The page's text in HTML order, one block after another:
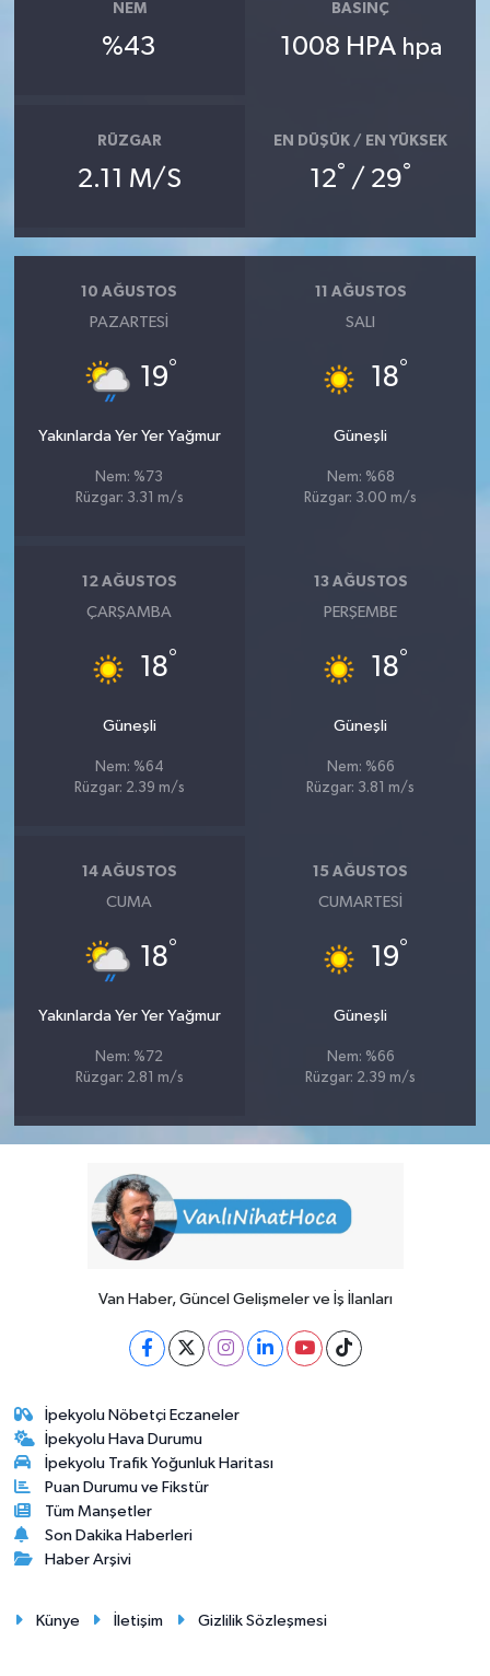
NEM
%43
BASINÇ
1008 HPA hpa
RÜZGAR
2.11 M/S
EN DÜŞÜK / EN YÜKSEK
12° / 29°
10 AĞUSTOS
PAZARTESI
19°
Yakınlarda Yer Yer Yağmur
Nem: %73
Rüzgar: 3.31 m/s
11 AĞUSTOS
SALI
18°
Güneşli
Nem: %68
Rüzgar: 3.00 m/s
12 AĞUSTOS
ÇARŞAMBA
18°
Güneşli
Nem: %64
Rüzgar: 2.39 m/s
13 AĞUSTOS
PERŞEMBE
18°
Güneşli
Nem: %66
Rüzgar: 3.81 m/s
14 AĞUSTOS
CUMA
18°
Yakınlarda Yer Yer Yağmur
Nem: %72
Rüzgar: 2.81 m/s
15 AĞUSTOS
CUMARTESI
19°
Güneşli
Nem: %66
Rüzgar: 2.39 m/s
Van Haber, Güncel Gelişmeler ve İş İlanları
İpekyolu Nöbetçi Eczaneler
İpekyolu Hava Durumu
İpekyolu Trafik Yoğunluk Haritası
Puan Durumu ve Fikstür
Tüm Manşetler
Son Dakika Haberleri
Haber Arşivi
Künye İletişim Gizlilik Sözleşmesi